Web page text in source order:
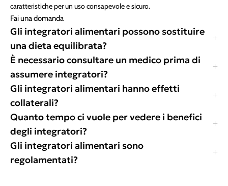
caratteristiche per un uso consapevole e sicuro.
Fai una domanda
Gli integratori alimentari possono sostituire
una dieta equilibrata?
È necessario consultare un medico prima di
assumere integratori?
Gli integratori alimentari hanno effetti
collaterali?
Quanto tempo ci vuole per vedere i benefici
degli integratori?
Gli integratori alimentari sono
regolamentati?